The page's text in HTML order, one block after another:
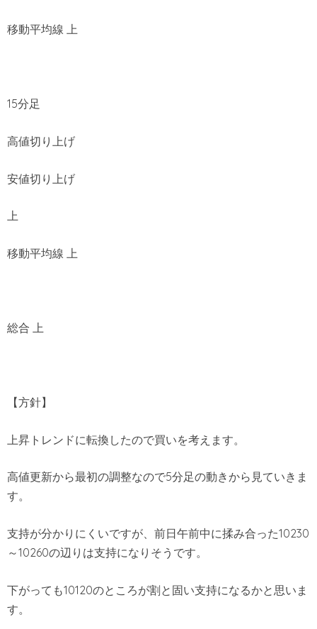
移動平均線 上
15分足
高値切り上げ
安値切り上げ
上
移動平均線 上
総合 上
【方針】
上昇トレンドに転換したので買いを考えます。
高値更新から最初の調整なので5分足の動きから見ていきま
す。
支持が分かりにくいですが、前日午前中に揉み合った10230
～10260の辺りは支持になりそうです。
下がっても10120のところが割と固い支持になるかと思いま
す。